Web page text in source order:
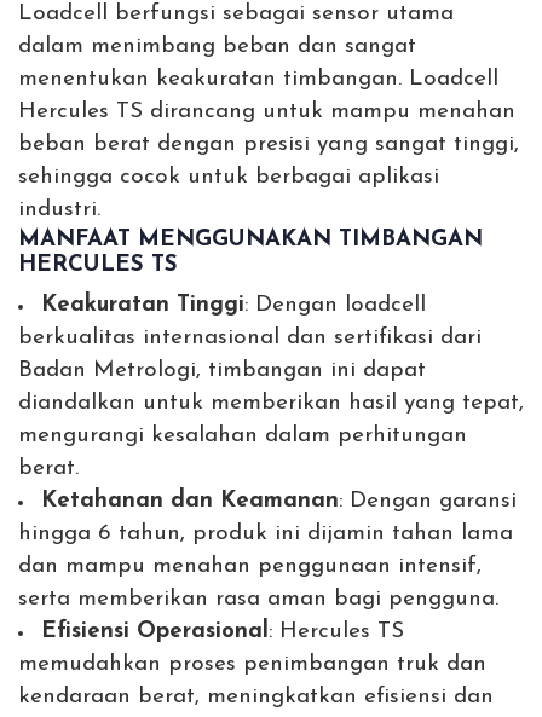
Loadcell berfungsi sebagai sensor utama
dalam menimbang beban dan sangat
menentukan keakuratan timbangan. Loadcell
Hercules TS dirancang untuk mampu menahan
beban berat dengan presisi yang sangat tinggi,
sehingga cocok untuk berbagai aplikasi
industri.
MANFAAT MENGGUNAKAN TIMBANGAN
HERCULES TS
Keakuratan Tinggi: Dengan loadcell
berkualitas internasional dan sertifikasi dari
Badan Metrologi, timbangan ini dapat
diandalkan untuk memberikan hasil yang tepat,
mengurangi kesalahan dalam perhitungan
berat.
Ketahanan dan Keamanan: Dengan garansi
hingga 6 tahun, produk ini dijamin tahan lama
dan mampu menahan penggunaan intensif,
serta memberikan rasa aman bagi pengguna.
Efisiensi Operasional: Hercules TS
memudahkan proses penimbangan truk dan
kendaraan berat, meningkatkan efisiensi dan